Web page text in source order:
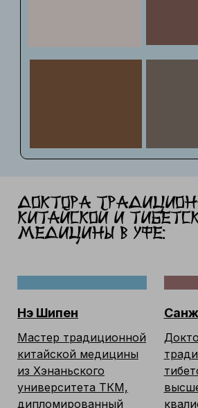
Доктора
Китайской и
медицины в Уфе:
Нэ Шипен
Мастер традиционной
китайской медицины
из Хэнаньского
университета ТКМ,
дипломированный